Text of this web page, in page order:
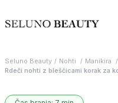
Seluno Beauty Nohti
Manikira
Rdeči nohti z bleščicami korak za